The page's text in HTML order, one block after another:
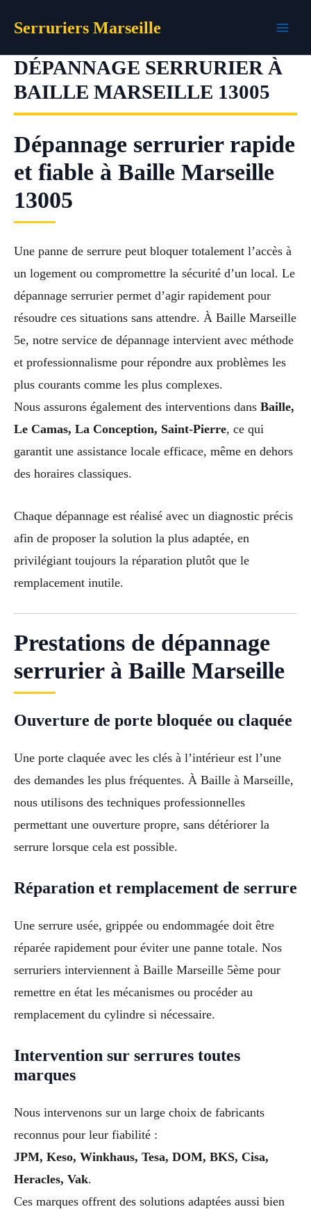
Serruriers Marseille
DÉPANNAGE SERRURIER À
BAILLE MARSEILLE 13005
Dépannage serrurier rapide
et fiable à Baille Marseille
13005
Une panne de serrure peut bloquer totalement l’accès à
un logement ou compromettre la sécurité d’un local. Le
dépannage serrurier permet d’agir rapidement pour
résoudre ces situations sans attendre. À Baille Marseille
5e, notre service de dépannage intervient avec méthode
et professionnalisme pour répondre aux problèmes les
plus courants comme les plus complexes.
Nous assurons également des interventions dans Baille,
Le Camas, La Conception, Saint-Pierre, ce qui
garantit une assistance locale efficace, même en dehors
des horaires classiques.
Chaque dépannage est réalisé avec un diagnostic précis
afin de proposer la solution la plus adaptée, en
privilégiant toujours la réparation plutôt que le
remplacement inutile.
Prestations de dépannage
serrurier à Baille Marseille
Ouverture de porte bloquée ou claquée
Une porte claquée avec les clés à l’intérieur est l’une
des demandes les plus fréquentes. À Baille à Marseille,
nous utilisons des techniques professionnelles
permettant une ouverture propre, sans détériorer la
serrure lorsque cela est possible.
Réparation et remplacement de serrure
Une serrure usée, grippée ou endommagée doit être
réparée rapidement pour éviter une panne totale. Nos
serruriers interviennent à Baille Marseille 5ème pour
remettre en état les mécanismes ou procéder au
remplacement du cylindre si nécessaire.
Intervention sur serrures toutes
marques
Nous intervenons sur un large choix de fabricants
reconnus pour leur fiabilité :
JPM, Keso, Winkhaus, Tesa, DOM, BKS, Cisa,
Heracles, Vak.
Ces marques offrent des solutions adaptées aussi bien